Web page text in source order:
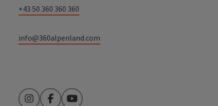
+43 50 360 360 360
info@360alpenland.com
InstagramFacebookYouTube